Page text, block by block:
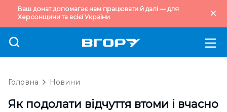
Ваш донат допомагає нам працювати й далі — для
Херсонщини та всієї України.
Головна Новини
Як подолати відчуття втоми і вчасно